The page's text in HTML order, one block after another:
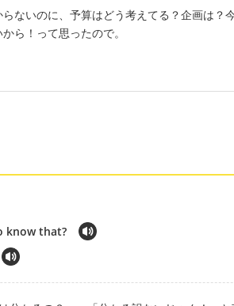
ないのに、予算はどう考えてる？企画は？
ら！って思ったので。
know that?